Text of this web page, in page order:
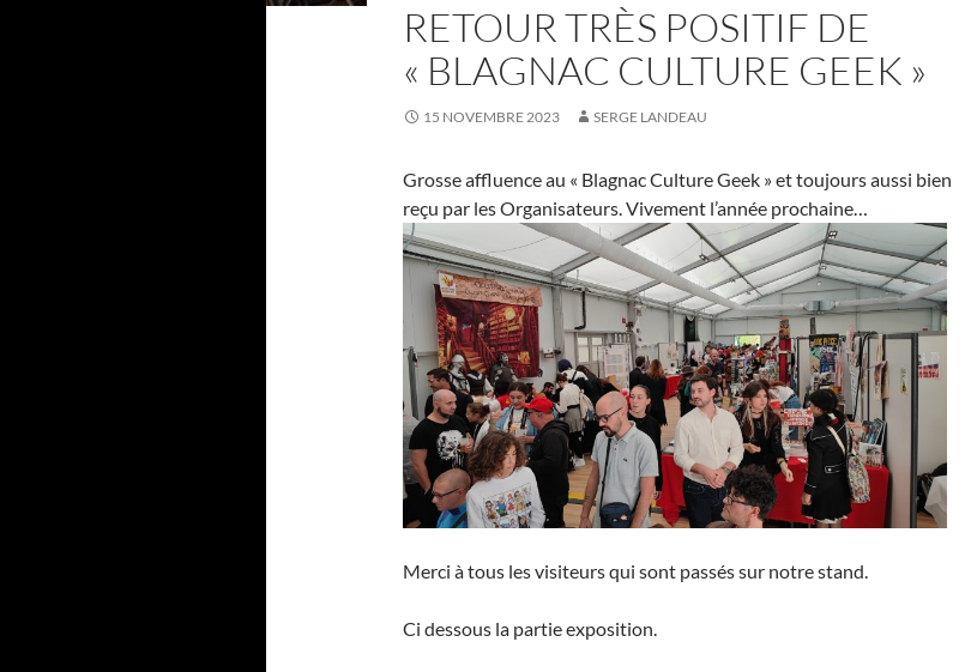
RETOUR TRÈS POSITIF DE
« BLAGNAC CULTURE GEEK »
15 NOVEMBRE 2023 SERGE LANDEAU
Grosse affluence au « Blagnac Culture Geek » et toujours aussi bien
reçu par les Organisateurs. Vivement l’année prochaine…
Merci à tous les visiteurs qui sont passés sur notre stand.
Ci dessous la partie exposition.